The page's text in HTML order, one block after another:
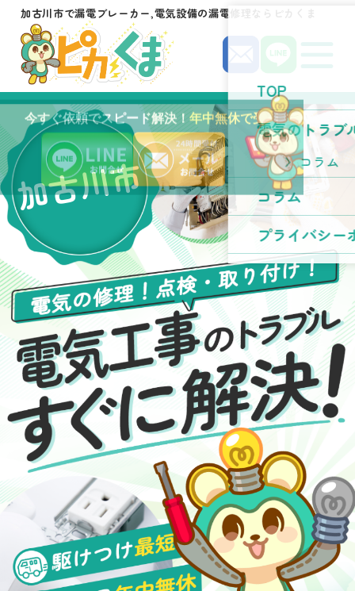
加古川市で漏電ブレーカー,電気設備の漏電修理ならピカくま
TOP
電気のトラブ
コラム
コラム
プライバシー
加古川市
今すぐ依頼でスピード解決！年中無休で受付中！